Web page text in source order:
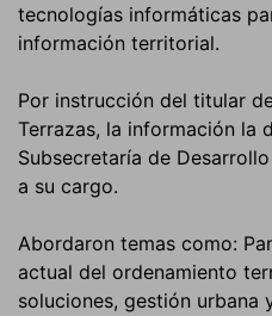
tecnologías informáticas
información territorial.
Por instrucción del titular
Terrazas, la información la
Subsecretaría de
a su cargo.
Abordaron temas como:
actual del ordenamiento
soluciones, gestión urbana